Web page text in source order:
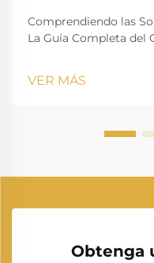
Comprendiendo las
La Guía Completa del
operaciones
de construcción o
VER MÁS
Obtenga